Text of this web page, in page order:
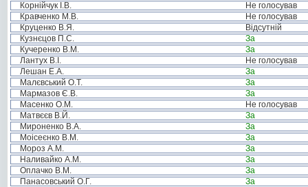
Корнійчук І.В.
Не голосував
Кравченко М.В.
Не голосував
Круценко В.Я.
Відсутній
Кузнєцов П.С.
За
Кучеренко В.М.
За
Лантух В.І.
Не голосував
Лешан Е.А.
За
Малєвський О.Т.
За
Мармазов Є.В.
За
Масенко О.М.
Не голосував
Матвєєв В.Й.
За
Мироненко В.А.
За
Моісеєнко В.М.
За
Мороз А.М.
За
Наливайко А.М.
За
Оплачко В.М.
За
Панасовський О.Г.
За